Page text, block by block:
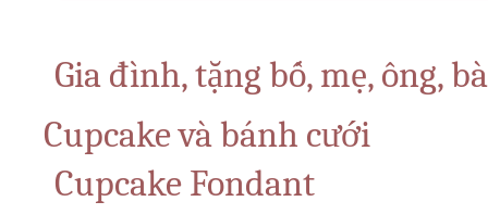
Gia đình, tặng bố, mẹ, ông,
Cupcake và bánh cưới
Cupcake Fondant